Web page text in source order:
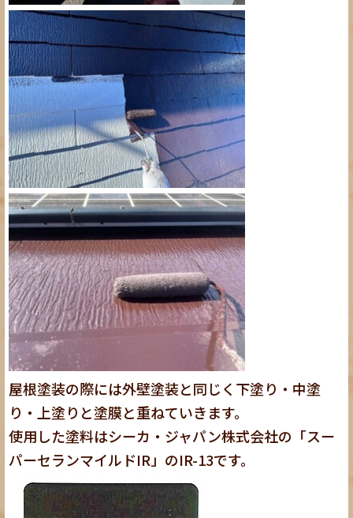
屋根塗装の際には外壁塗装と同じく下塗り・中塗
り・上塗りと塗膜と重ねていきます。
使用した塗料はシーカ・ジャパン株式会社の「スー
パーセランマイルドIR」のIR-13です。